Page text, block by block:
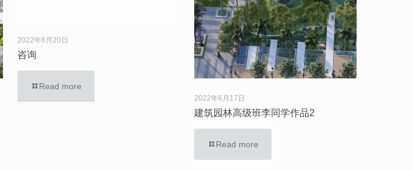
2022年6月20日
咨询
Read more
2022年6月17日
建筑园林高级班李同学作品2
Read more